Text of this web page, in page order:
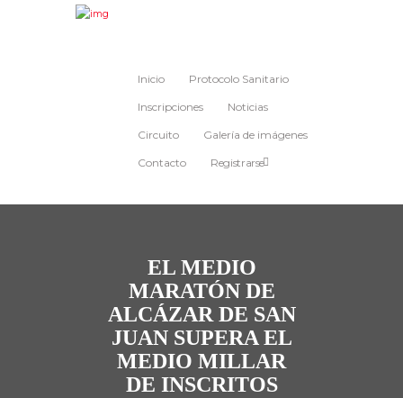
Inicio Protocolo Sanitario
Inscripciones Noticias
Circuito Galería de imágenes
Contacto Registrarse
EL MEDIO
MARATÓN DE
ALCÁZAR DE SAN
JUAN SUPERA EL
MEDIO MILLAR
DE INSCRITOS